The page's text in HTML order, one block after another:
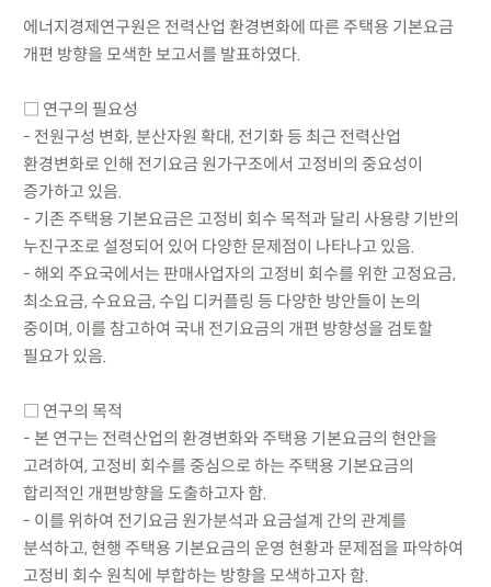
에너지경제연구원은 전력산업 환경변화에 따른 주택용 기본요금
개편 방향을 모색한 보고서를 발표하였다.
□ 연구의 필요성
- 전원구성 변화, 분산자원 확대, 전기화 등 최근 전력산업
환경변화로 인해 전기요금 원가구조에서 고정비의 중요성이
증가하고 있음.
- 기존 주택용 기본요금은 고정비 회수 목적과 달리 사용량 기반의
누진구조로 설정되어 있어 다양한 문제점이 나타나고 있음.
- 해외 주요국에서는 판매사업자의 고정비 회수를 위한 고정요금,
최소요금, 수요요금, 수입 디커플링 등 다양한 방안들이 논의
중이며, 이를 참고하여 국내 전기요금의 개편 방향성을 검토할
필요가 있음.
□ 연구의 목적
- 본 연구는 전력산업의 환경변화와 주택용 기본요금의 현안을
고려하여, 고정비 회수를 중심으로 하는 주택용 기본요금의
합리적인 개편방향을 도출하고자 함.
- 이를 위하여 전기요금 원가분석과 요금설계 간의 관계를
분석하고, 현행 주택용 기본요금의 운영 현황과 문제점을 파악하여
고정비 회수 원칙에 부합하는 방향을 모색하고자 함.